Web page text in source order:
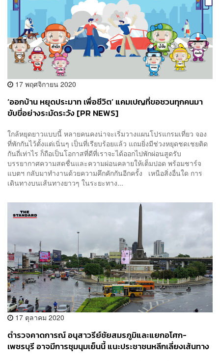
17 พฤศจิกายน 2020
‘ออกบ้าน หยุดประมาท เพื่อชีวิต’ แคมเปญที่ขอชวนทุกคนมา
ขับขี่อย่างระมัดระวัง [PR NEWS]
ใกล้หยุดยาวแบบนี้ หลายคนคงน่าจะเริ่มวางแผนโปรแกรมเที่ยว จอง
ที่พักกันไว้ตั้งแต่เนิ่นๆ เป็นที่เรียบร้อยแล้ว แถมยิ่งมีช่วงหยุดชดเชยติด
กันถี่เท่าไร ก็ถือเป็นโอกาสที่ดีที่เราจะได้ออกไปพักผ่อนสูดรับ
บรรยากาศความสดชื่นและความผ่อนคลายให้เต็มปอด พร้อมชาร์จ
แบตฯ กลับมาทำงานด้วยความคึกคักกันอีกครั้ง เหนือสิ่งอื่นใด การ
เดินทางบนเส้นทางยาวๆ ในระยะทาง...
17 ตุลาคม 2020
ตำรวจคาดการณ์ อนุสาวรีย์ชัยสมรภูมิและแยกอโศก-
เพชรบุรี อาจมีการชุมนุมเย็นนี้ แนะประชาชนหลีกเลี่ยงเส้นทาง